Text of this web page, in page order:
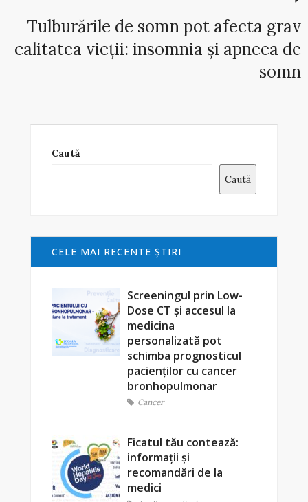
Tulburările de somn pot afecta grav
calitatea vieții: insomnia și apneea de
somn
Caută
Caută
CELE MAI RECENTE ŞTIRI
Screeningul prin Low-
Dose CT și accesul la
medicina
personalizată pot
schimba prognosticul
pacienților cu cancer
bronhopulmonar
Cancer
Ficatul tău contează:
informații și
recomandări de la
medici